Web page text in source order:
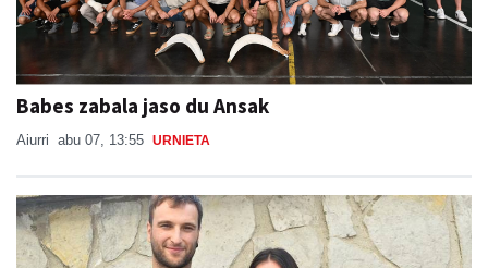
Babes zabala jaso du Ansak
Aiurri abu 07, 13:55 URNIETA